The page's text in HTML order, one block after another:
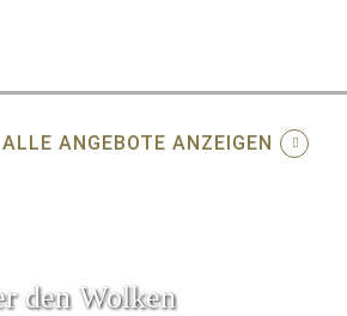
ALLE ANGEBOTE ANZEIGEN
den Wolken